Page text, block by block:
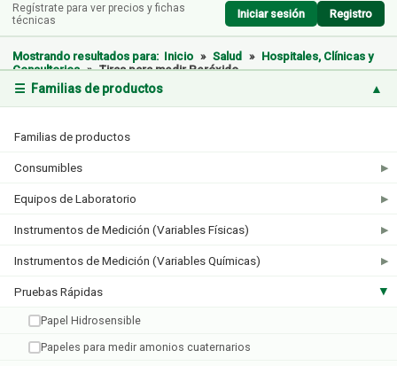
Regístrate para ver precios y fichas
técnicas
Iniciar sesión Registro
☰ Familias de productos ▲
Familias de productos
Consumibles ▶
Equipos de Laboratorio ▶
Instrumentos de Medición (Variables Físicas) ▶
Instrumentos de Medición (Variables Químicas) ▶
Pruebas Rápidas ▶
Papel Hidrosensible
Papeles para medir amonios cuaternarios
Mostrando resultados para: Inicio » Salud » Hospitales, Clínicas y
Consultorios » Tiras para medir Peróxido
1 producto